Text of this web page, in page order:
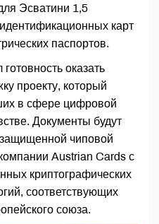
Эсватини 1,5
карт
паспортов.
оказать
проекту, который
в сфере цифровой
Документы будут
чиповой
Austrian Cards с
криптографических
соответствующих
союза.